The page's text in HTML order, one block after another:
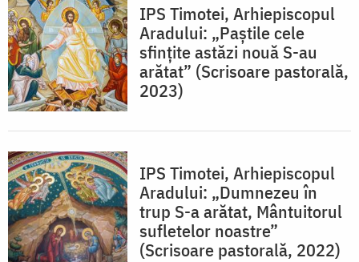
IPS Timotei, Arhiepiscopul
Aradului: „Paştile cele
sfinţite astăzi nouă S-au
arătat” (Scrisoare pastorală,
2023)
IPS Timotei, Arhiepiscopul
Aradului: „Dumnezeu în
trup S-a arătat, Mântuitorul
sufletelor noastre”
(Scrisoare pastorală, 2022)